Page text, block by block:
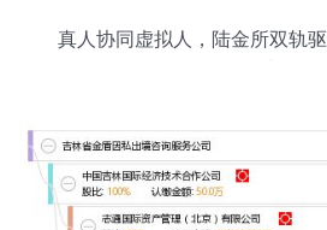
真人协同虚拟人，陆金所双轨